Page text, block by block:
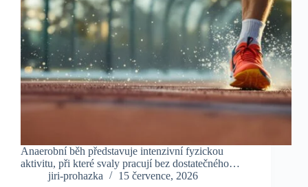
Anaerobní běh představuje intenzivní fyzickou
aktivitu, při které svaly pracují bez dostatečného…
jiri-prohazka
15 července, 2026